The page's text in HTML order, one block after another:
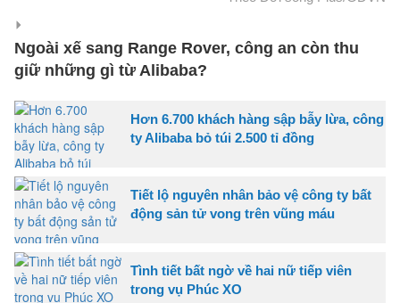
Ngoài xế sang Range Rover, công an còn thu
giữ những gì từ Alibaba?
Hơn 6.700 khách hàng sập bẫy lừa, công
ty Alibaba bỏ túi 2.500 tỉ đồng
Tiết lộ nguyên nhân bảo vệ công ty bất
động sản tử vong trên vũng máu
Tình tiết bất ngờ về hai nữ tiếp viên
trong vụ Phúc XO